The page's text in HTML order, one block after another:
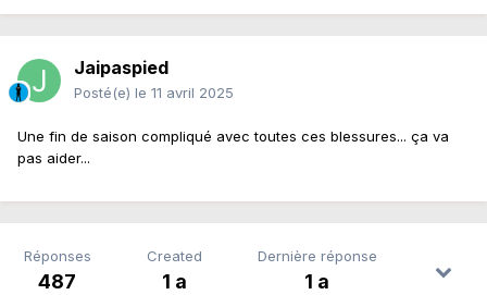
Jaipaspied
Posté(e) le 11 avril 2025
Une fin de saison compliqué avec toutes ces blessures... ça va
pas aider...
Réponses
487
Created
1 a
Dernière réponse
1 a